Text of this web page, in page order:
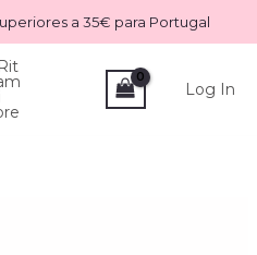
a 35€ para Portugal
Log In